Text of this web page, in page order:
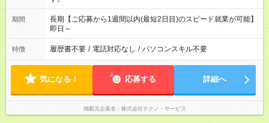
期間
長期【ご応募から1週間以内(最短2日目)のスピード就業が可能】
即日～
特徴 履歴書不要 / 電話対応なし / パソコンスキル不要
気になる！ 応募する 詳細へ
掲載元企業名 株式会社テクノ・サービス